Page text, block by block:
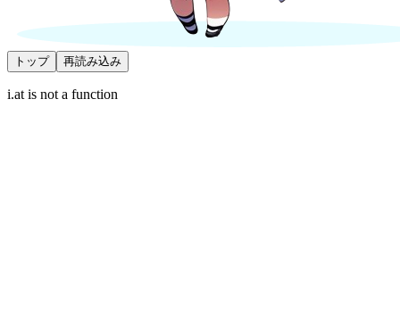
トップ 再読み込み
i.at is not a function